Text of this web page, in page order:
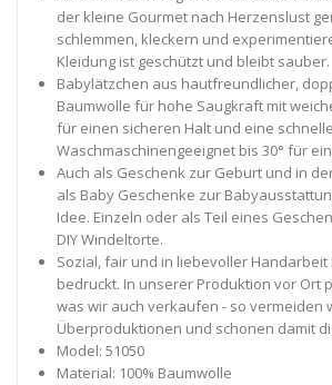
der kleine Gourmet nach Herzenslust
schlemmen, kleckern und
Kleidung ist geschützt und bleibt sauber.
Babylätzchen aus hautfreundlicher,
Baumwolle für hohe Saugkraft mit
für einen sicheren Halt und eine
Waschmaschinengeeignet bis 30° für
Auch als Geschenk zur Geburt und in
als Baby Geschenke zur
Idee. Einzeln oder als Teil eines
DIY Windeltorte.
Sozial, fair und in liebevoller Handarbeit
bedruckt. In unserer Produktion vor Ort
was wir auch verkaufen - so vermeiden
Überproduktionen und schonen damit
Model: 51050
Material: 100% Baumwolle